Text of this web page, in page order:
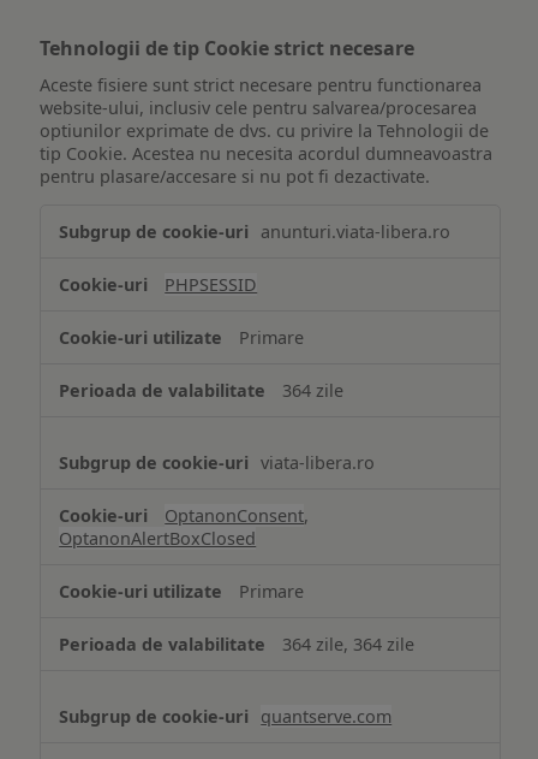
Tehnologii de tip Cookie strict necesare
Aceste fisiere sunt strict necesare pentru functionarea
website-ului, inclusiv cele pentru salvarea/procesarea
optiunilor exprimate de dvs. cu privire la Tehnologii de
tip Cookie. Acestea nu necesita acordul dumneavoastra
pentru plasare/accesare si nu pot fi dezactivate.
de
Cookie
necesare
anunturi.viata-libera.ro
PHPSESSID
Primare
364 zile
viata-libera.ro
OptanonConsent,
OptanonAlertBoxClosed
Primare
364 zile, 364 zile
quantserve.com